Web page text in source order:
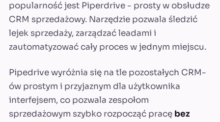
popularność jest Piperdrive - prosty w obsłudze
CRM sprzedażowy. Narzędzie pozwala śledzić
lejek sprzedaży, zarządzać leadami i
zautomatyzować cały proces w jednym miejscu.
Pipedrive wyróżnia się na tle pozostałych CRM-
ów prostym i przyjaznym dla użytkownika
interfejsem, co pozwala zespołom
sprzedażowym szybko rozpocząć pracę bez